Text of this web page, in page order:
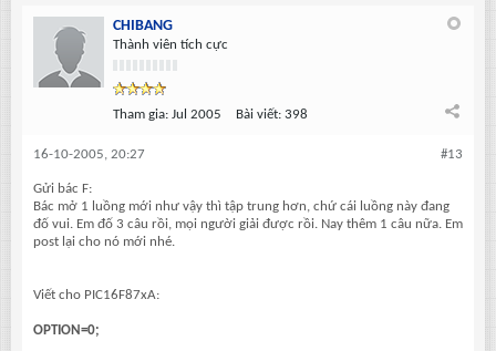
CHIBANG
Thành viên tích cực
Tham gia: Jul 2005 Bài viết: 398
#13
16-10-2005, 20:27
Gửi bác F:
Bác mở 1 luồng mới như vậy thì tập trung hơn, chứ cái luồng này đang
đố vui. Em đố 3 câu rồi, mọi người giải được rồi. Nay thêm 1 câu nữa. Em
post lại cho nó mới nhé.
Viết cho PIC16F87xA:
OPTION=0;